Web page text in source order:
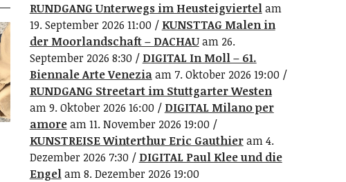
RUNDGANG Unterwegs im Heusteigviertelam
19. September 2026 11:00
KUNSTTAG Malen in
der Moorlandschaft – DACHAUam 26.
September 2026 8:30
DIGITAL In Moll – 61.
Biennale Arte Veneziaam 7. Oktober 2026 19:00
RUNDGANG Streetart im Stuttgarter Westen
am 9. Oktober 2026 16:00
DIGITAL Milano per
amoream 11. November 2026 19:00
KUNSTREISE Winterthur Eric Gauthieram 4.
Dezember 2026 7:30
DIGITAL Paul Klee und die
Engelam 8. Dezember 2026 19:00